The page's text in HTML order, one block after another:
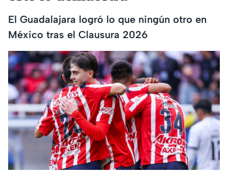
El Guadalajara logró lo que ningún otro en
México tras el Clausura 2026